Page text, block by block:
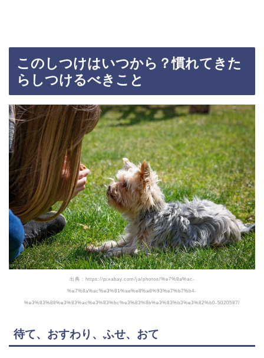
このしつけはいつから？慣れてきた
らしつけるべきこと
出典：https://pixabay.com/ja/photos/%e7%8a%ac-
%e7%8a%ac%e3%81%ae%e8%a8%93%e7%b7%b4-
%e3%83%88%e3%83%ac%e3%83%bc%e3%83%8b%e3%83%b3%e3%82%b0-5020587/
待て、おすわり、ふせ、おて